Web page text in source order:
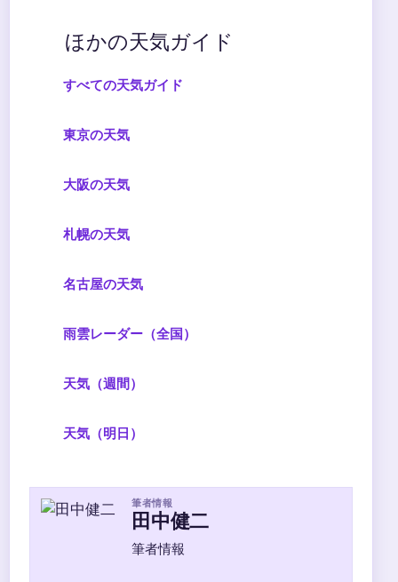
ほかの天気ガイド
すべての天気ガイド
東京の天気
大阪の天気
札幌の天気
名古屋の天気
雨雲レーダー（全国）
天気（週間）
天気（明日）
筆者情報
田中健二
筆者情報